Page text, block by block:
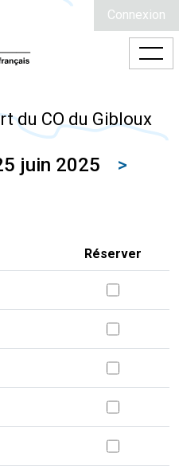
Connexion
du CO du Gibloux
juin 2025 >
Réserver